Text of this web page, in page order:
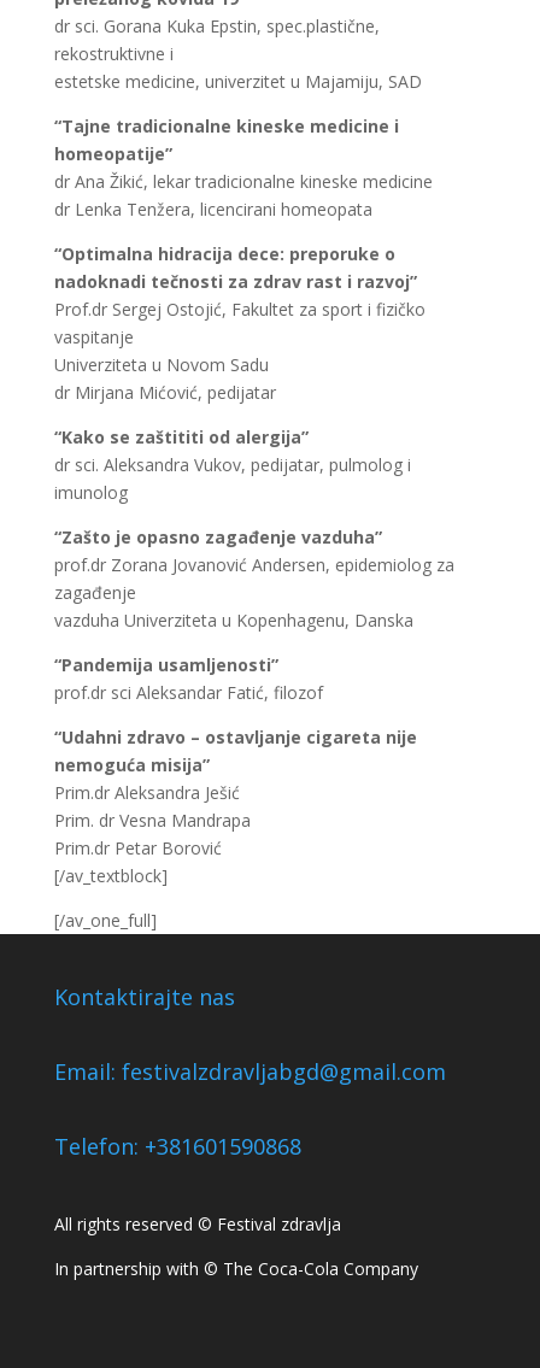
dr sci. Gorana Kuka Epstin, spec.plastične,
rekostruktivne i
estetske medicine, univerzitet u Majamiju, SAD
“Tajne tradicionalne kineske medicine i
homeopatije”
dr Ana Žikić, lekar tradicionalne kineske medicine
dr Lenka Tenžera, licencirani homeopata
“Optimalna hidracija dece: preporuke o
nadoknadi tečnosti za zdrav rast i razvoj”
Prof.dr Sergej Ostojić, Fakultet za sport i fizičko
vaspitanje
Univerziteta u Novom Sadu
dr Mirjana Mićović, pedijatar
“Kako se zaštititi od alergija”
dr sci. Aleksandra Vukov, pedijatar, pulmolog i
imunolog
“Zašto je opasno zagađenje vazduha”
prof.dr Zorana Jovanović Andersen, epidemiolog za
zagađenje
vazduha Univerziteta u Kopenhagenu, Danska
“Pandemija usamljenosti”
prof.dr sci Aleksandar Fatić, filozof
“Udahni zdravo – ostavljanje cigareta nije
nemoguća misija”
Prim.dr Aleksandra Ješić
Prim. dr Vesna Mandrapa
Prim.dr Petar Borović
[/av_textblock]
[/av_one_full]
Kontaktirajte nas
Email: festivalzdravljabgd@gmail.com
Telefon: +381601590868
All rights reserved © Festival zdravlja
In partnership with © The Coca-Cola Company